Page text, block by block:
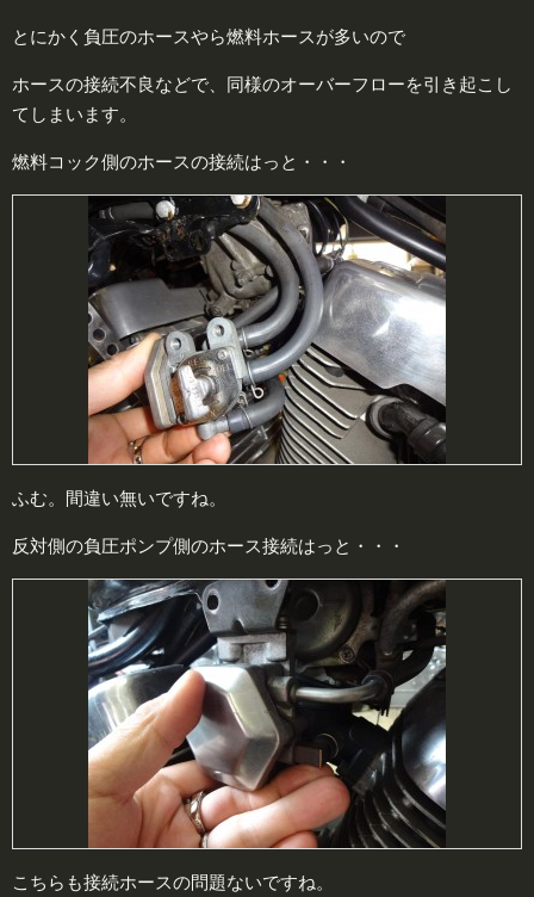
とにかく負圧のホースやら燃料ホースが多いので
ホースの接続不良などで、同様のオーバーフローを引き起こし
てしまいます。
燃料コック側のホースの接続はっと・・・
ふむ。間違い無いですね。
反対側の負圧ポンプ側のホース接続はっと・・・
こちらも接続ホースの問題ないですね。